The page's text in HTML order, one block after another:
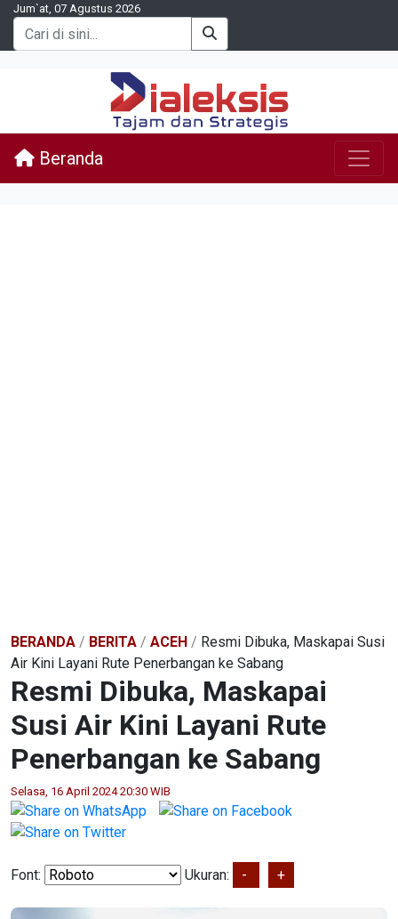
Jum`at, 07 Agustus 2026
Beranda
BERANDA / BERITA / ACEH / Resmi Dibuka, Maskapai Susi
Air Kini Layani Rute Penerbangan ke Sabang
Resmi Dibuka, Maskapai
Susi Air Kini Layani Rute
Penerbangan ke Sabang
Selasa, 16 April 2024 20:30 WIB
Font: Ukuran: - +